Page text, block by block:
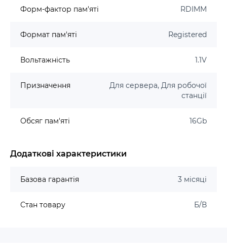
Форм-фактор пам'яті RDIMM
Формат пам'яті Registered
Вольтажність 1.1V
Призначення
Для сервера, Для робочої
станції
Обсяг пам'яті 16Gb
Додаткові характеристики
Базова гарантія 3 місяці
Стан товару Б/В